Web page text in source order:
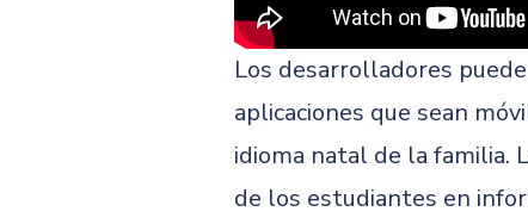
Los desarrolladores
aplicaciones que sean
idioma natal de la familia.
de los estudiantes en